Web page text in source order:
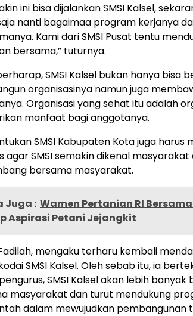
ini bisa dijalankan SMSI Kalsel,
nanti bagaimaa program kerjanya
Kami dari SMSI Pusat tentu
bersama,” tuturnya.
SMSI Kalsel bukan hanya bisa
organisasinya namun juga
Organisasi yang sehat itu adalah
manfaat bagi anggotanya.
SMSI Kabupaten Kota juga harus
agar SMSI semakin dikenal masyarakat
bersama masyarakat.
Juga : Wamen Pertanian RI
Aspirasi Petani Jejangkit
mengaku terharu kembali
SMSI Kalsel. Oleh sebab itu, ia
SMSI Kalsel akan lebih
masyarakat dan turut mendukung
dalam mewujudkan pembangunan